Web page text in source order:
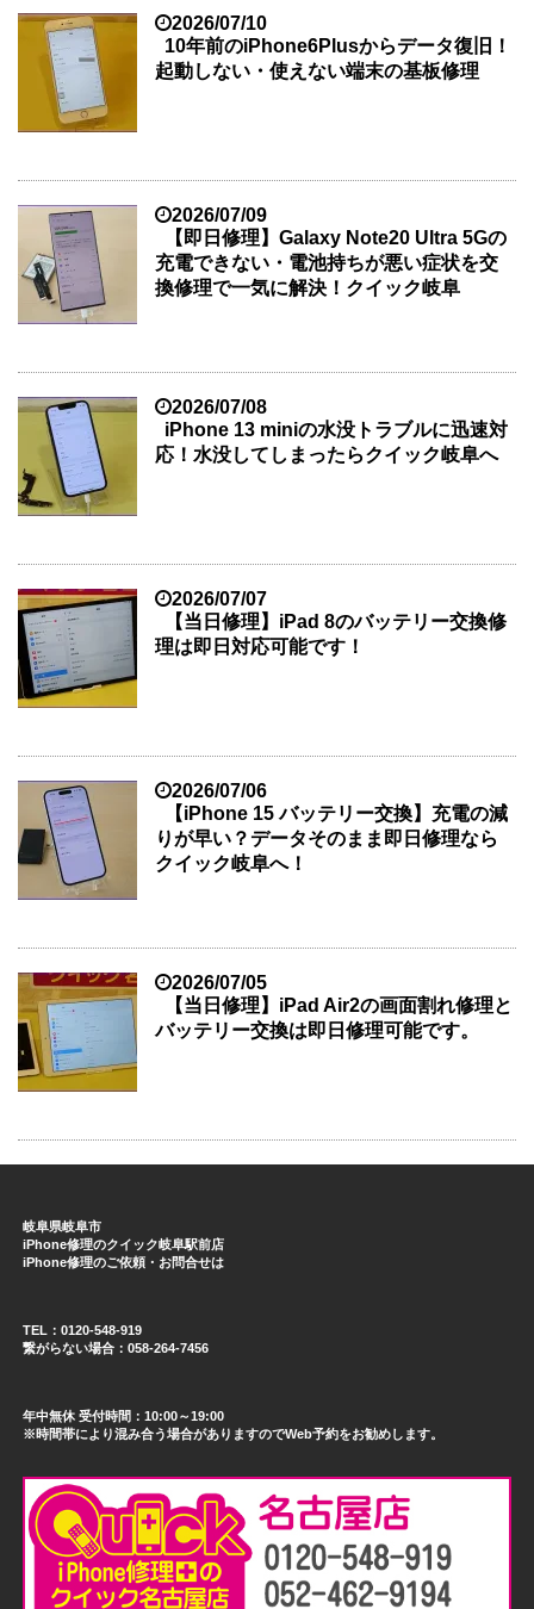
2026/07/10
10年前のiPhone6Plusからデータ復旧！
起動しない・使えない端末の基板修理
2026/07/09
【即日修理】Galaxy Note20 Ultra 5Gの
充電できない・電池持ちが悪い症状を交
換修理で一気に解決！クイック岐阜
2026/07/08
iPhone 13 miniの水没トラブルに迅速対
応！水没してしまったらクイック岐阜へ
2026/07/07
【当日修理】iPad 8のバッテリー交換修
理は即日対応可能です！
2026/07/06
【iPhone 15 バッテリー交換】充電の減
りが早い？データそのまま即日修理なら
クイック岐阜へ！
2026/07/05
【当日修理】iPad Air2の画面割れ修理と
バッテリー交換は即日修理可能です。
岐阜県岐阜市
iPhone修理のクイック岐阜駅前店
iPhone修理のご依頼・お問合せは
TEL：0120-548-919
繋がらない場合：058-264-7456
年中無休 受付時間：10:00～19:00
※時間帯により混み合う場合がありますのでWeb予約をお勧めします。